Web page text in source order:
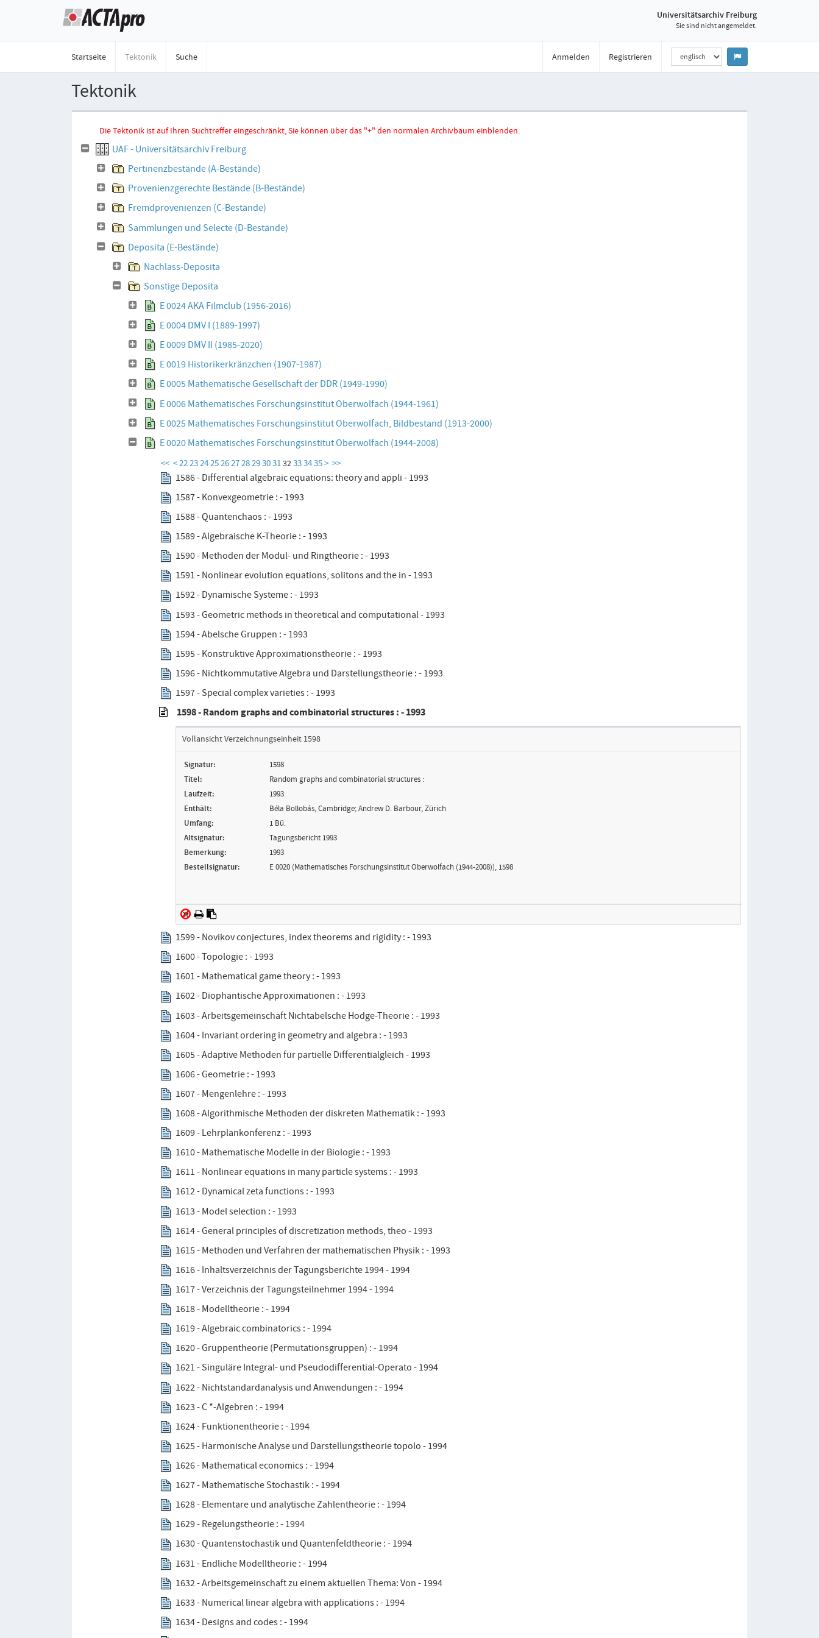
Universitätsarchiv Freiburg
Sie sind nicht angemeldet.
Startseite Tektonik Suche Anmelden Registrieren
Tektonik
Die Tektonik ist auf Ihren Suchtreffer eingeschränkt, Sie können über das "+" den normalen Archivbaum einblenden.
UAF - Universitätsarchiv Freiburg
Pertinenzbestände (A-Bestände)
Provenienzgerechte Bestände (B-Bestände)
Fremdprovenienzen (C-Bestände)
Sammlungen und Selecte (D-Bestände)
Deposita (E-Bestände)
Nachlass-Deposita
Sonstige Deposita
E 0024 AKA Filmclub (1956-2016)
E 0004 DMV I (1889-1997)
E 0009 DMV II (1985-2020)
E 0019 Historikerkränzchen (1907-1987)
E 0005 Mathematische Gesellschaft der DDR (1949-1990)
E 0006 Mathematisches Forschungsinstitut Oberwolfach (1944-1961)
E 0025 Mathematisches Forschungsinstitut Oberwolfach, Bildbestand (1913-2000)
E 0020 Mathematisches Forschungsinstitut Oberwolfach (1944-2008)
<< <2223242526272829303132333435> >>
1586 - Differential algebraic equations: theory and appli - 1993
1587 - Konvexgeometrie : - 1993
1588 - Quantenchaos : - 1993
1589 - Algebraische K-Theorie : - 1993
1590 - Methoden der Modul- und Ringtheorie : - 1993
1591 - Nonlinear evolution equations, solitons and the in - 1993
1592 - Dynamische Systeme : - 1993
1593 - Geometric methods in theoretical and computational - 1993
1594 - Abelsche Gruppen : - 1993
1595 - Konstruktive Approximationstheorie : - 1993
1596 - Nichtkommutative Algebra und Darstellungstheorie : - 1993
1597 - Special complex varieties : - 1993
1598 - Random graphs and combinatorial structures : - 1993
Vollansicht Verzeichnungseinheit 1598
Signatur:
1598
Titel:
Random graphs and combinatorial structures :
Laufzeit:
1993
Enthält:
Béla Bollobás, Cambridge; Andrew D. Barbour, Zürich
Umfang:
1 Bü.
Altsignatur:
Tagungsbericht 1993
Bemerkung:
1993
Bestellsignatur:
E 0020 (Mathematisches Forschungsinstitut Oberwolfach (1944-2008)), 1598
1599 - Novikov conjectures, index theorems and rigidity : - 1993
1600 - Topologie : - 1993
1601 - Mathematical game theory : - 1993
1602 - Diophantische Approximationen : - 1993
1603 - Arbeitsgemeinschaft Nichtabelsche Hodge-Theorie : - 1993
1604 - Invariant ordering in geometry and algebra : - 1993
1605 - Adaptive Methoden für partielle Differentialgleich - 1993
1606 - Geometrie : - 1993
1607 - Mengenlehre : - 1993
1608 - Algorithmische Methoden der diskreten Mathematik : - 1993
1609 - Lehrplankonferenz : - 1993
1610 - Mathematische Modelle in der Biologie : - 1993
1611 - Nonlinear equations in many particle systems : - 1993
1612 - Dynamical zeta functions : - 1993
1613 - Model selection : - 1993
1614 - General principles of discretization methods, theo - 1993
1615 - Methoden und Verfahren der mathematischen Physik : - 1993
1616 - Inhaltsverzeichnis der Tagungsberichte 1994 - 1994
1617 - Verzeichnis der Tagungsteilnehmer 1994 - 1994
1618 - Modelltheorie : - 1994
1619 - Algebraic combinatorics : - 1994
1620 - Gruppentheorie (Permutationsgruppen) : - 1994
1621 - Singuläre Integral- und Pseudodifferential-Operato - 1994
1622 - Nichtstandardanalysis und Anwendungen : - 1994
1623 - C *-Algebren : - 1994
1624 - Funktionentheorie : - 1994
1625 - Harmonische Analyse und Darstellungstheorie topolo - 1994
1626 - Mathematical economics : - 1994
1627 - Mathematische Stochastik : - 1994
1628 - Elementare und analytische Zahlentheorie : - 1994
1629 - Regelungstheorie : - 1994
1630 - Quantenstochastik und Quantenfeldtheorie : - 1994
1631 - Endliche Modelltheorie : - 1994
1632 - Arbeitsgemeinschaft zu einem aktuellen Thema: Von - 1994
1633 - Numerical linear algebra with applications : - 1994
1634 - Designs and codes : - 1994